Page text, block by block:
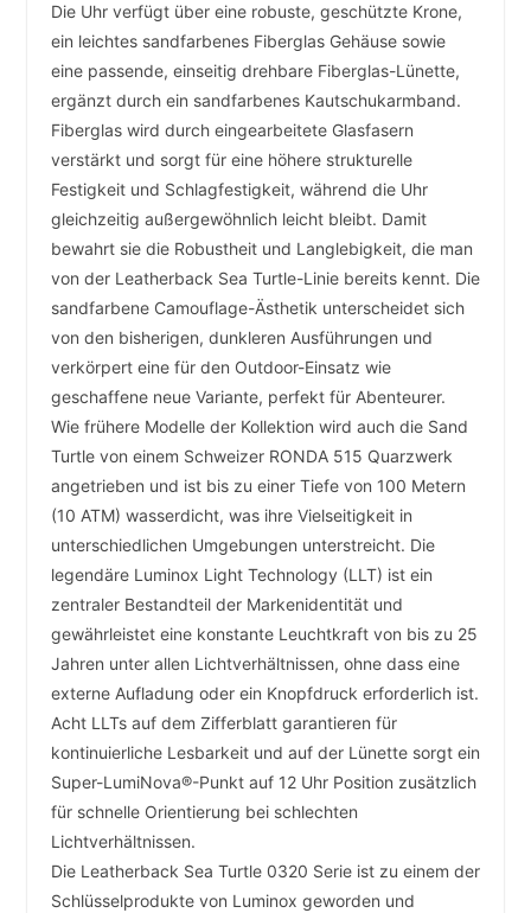
Die Uhr verfügt über eine robuste, geschützte Krone,
ein leichtes sandfarbenes Fiberglas Gehäuse sowie
eine passende, einseitig drehbare Fiberglas-Lünette,
ergänzt durch ein sandfarbenes Kautschukarmband.
Fiberglas wird durch eingearbeitete Glasfasern
verstärkt und sorgt für eine höhere strukturelle
Festigkeit und Schlagfestigkeit, während die Uhr
gleichzeitig außergewöhnlich leicht bleibt. Damit
bewahrt sie die Robustheit und Langlebigkeit, die man
von der Leatherback Sea Turtle-Linie bereits kennt. Die
sandfarbene Camouflage-Ästhetik unterscheidet sich
von den bisherigen, dunkleren Ausführungen und
verkörpert eine für den Outdoor-Einsatz wie
geschaffene neue Variante, perfekt für Abenteurer.
Wie frühere Modelle der Kollektion wird auch die Sand
Turtle von einem Schweizer RONDA 515 Quarzwerk
angetrieben und ist bis zu einer Tiefe von 100 Metern
(10 ATM) wasserdicht, was ihre Vielseitigkeit in
unterschiedlichen Umgebungen unterstreicht. Die
legendäre Luminox Light Technology (LLT) ist ein
zentraler Bestandteil der Markenidentität und
gewährleistet eine konstante Leuchtkraft von bis zu 25
Jahren unter allen Lichtverhältnissen, ohne dass eine
externe Aufladung oder ein Knopfdruck erforderlich ist.
Acht LLTs auf dem Zifferblatt garantieren für
kontinuierliche Lesbarkeit und auf der Lünette sorgt ein
Super-LumiNova®-Punkt auf 12 Uhr Position zusätzlich
für schnelle Orientierung bei schlechten
Lichtverhältnissen.
Die Leatherback Sea Turtle 0320 Serie ist zu einem der
Schlüsselprodukte von Luminox geworden und